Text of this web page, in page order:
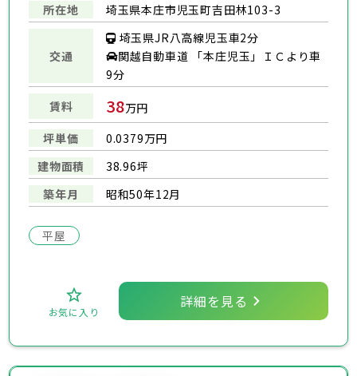
所在地 埼玉県本庄市児玉町吉田林103-3
交通
埼玉県JR八高線児玉車2分
関越自動車道 「本庄児玉」ＩＣより車
9分
賃料
38万円
坪単価
0.0379万円
建物面積
38.96坪
築年月
昭和50年12月
平屋
お気に入り
詳細を見る